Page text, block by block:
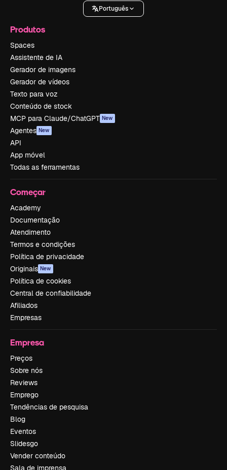
Português
Produtos
Spaces
Assistente de IA
Gerador de imagens
Gerador de vídeos
Texto para voz
Conteúdo de stock
MCP para Claude/ChatGPT New
Agentes New
API
App móvel
Todas as ferramentas
Começar
Academy
Documentação
Atendimento
Termos e condições
Política de privacidade
Originais New
Política de cookies
Central de confiabilidade
Afiliados
Empresas
Empresa
Preços
Sobre nós
Reviews
Emprego
Tendências de pesquisa
Blog
Eventos
Slidesgo
Vender conteúdo
Sala de imprensa